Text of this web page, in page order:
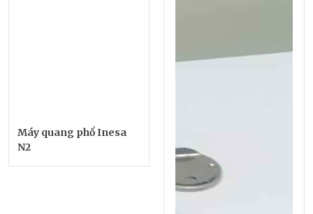
Máy quang phổ Inesa
N2